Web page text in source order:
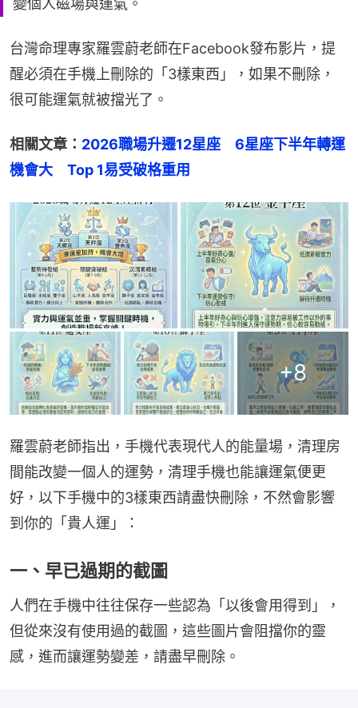
變個人磁場與運氣。
台灣命理專家羅雲蔚老師在Facebook發布影片，提
醒必須在手機上刪除的「3樣東西」，如果不刪除，
很可能運氣就被擋光了。
相關文章： 2026職場升遷12星座　6星座下半年轉運
機會大　Top 1易受破格重用
+8
羅雲蔚老師指出，手機代表現代人的能量場，清理房
間能改變一個人的運勢，清理手機也能讓運氣便更
好，以下手機中的3樣東西請盡快刪除，不然會影響
到你的「貴人運」：
一、早已過期的截圖
人們在手機中往往保存一些認為「以後會用得到」，
但從來沒有使用過的截圖，這些圖片會阻擋你的靈
感，進而讓運勢變差，請盡早刪除。